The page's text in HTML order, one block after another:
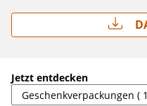
Jetzt entdecken